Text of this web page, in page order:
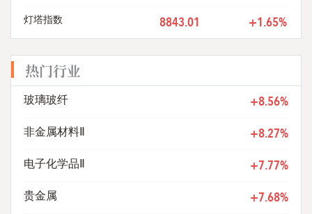
灯塔指数 8843.01 +1.65%
热门行业
玻璃玻纤 +8.56%
非金属材料Ⅱ +8.27%
电子化学品Ⅱ +7.77%
贵金属 +7.68%